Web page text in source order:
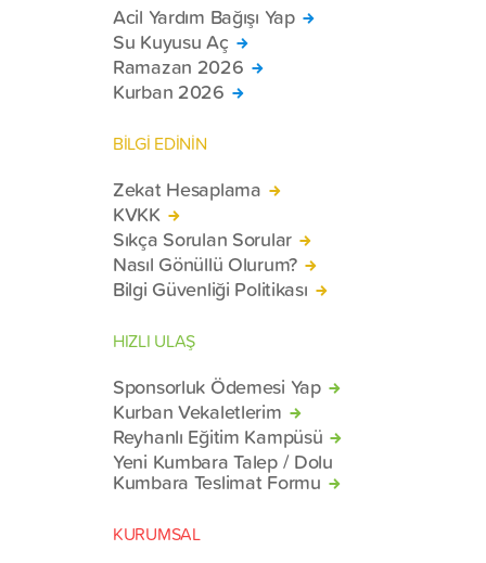
Acil Yardım Bağışı Yap
Su Kuyusu Aç
Ramazan 2026
Kurban 2026
BİLGİ EDİNİN
Zekat Hesaplama
KVKK
Sıkça Sorulan Sorular
Nasıl Gönüllü Olurum?
Bilgi Güvenliği Politikası
HIZLI ULAŞ
Sponsorluk Ödemesi Yap
Kurban Vekaletlerim
Reyhanlı Eğitim Kampüsü
Yeni Kumbara Talep / Dolu
Kumbara Teslimat Formu
KURUMSAL